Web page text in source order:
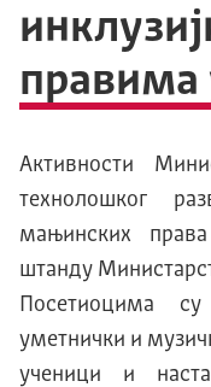
правима
Активности
технолошког
мањинских
штанду
Посетиоцима
уметнички и
ученици и